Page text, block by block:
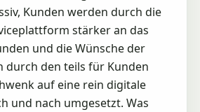
Kunden werden durch die
stärker an das
und die Wünsche der
durch den teils für Kunden
auf eine rein digitale
und nach umgesetzt. Was